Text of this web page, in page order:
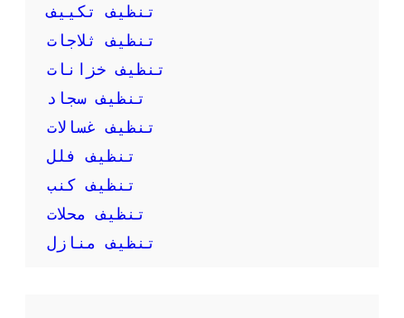
ن
ف
س
ك
تنظيف تكييف
تنظيف ثلاجات
تنظيف خزانات
تنظيف سجاد
تنظيف غسالات
تنظيف فلل
تنظيف كنب
تنظيف محلات
تنظيف منازل